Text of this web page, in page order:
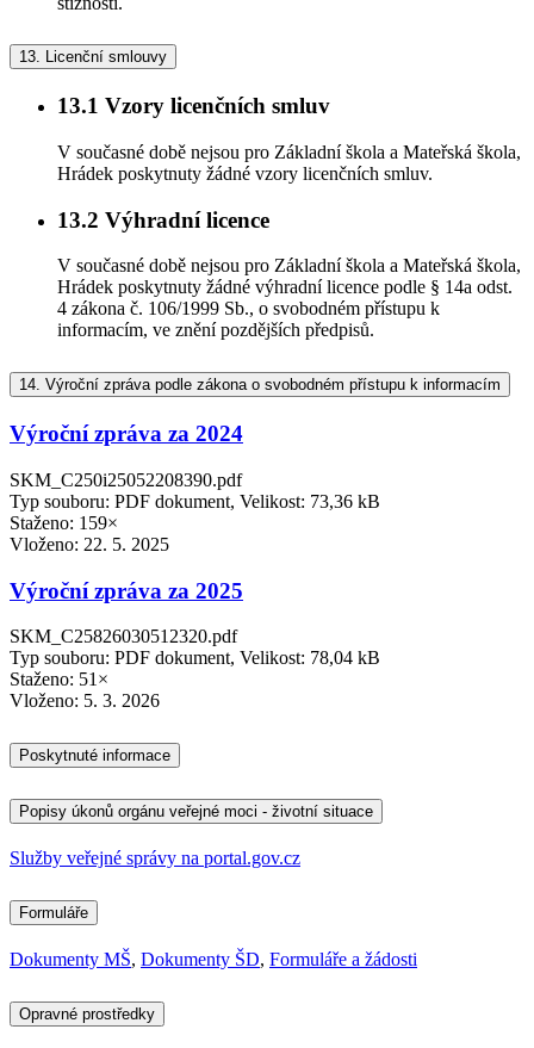
13. Licenční smlouvy
13.1 Vzory licenčních smluv
V současné době nejsou pro Základní škola a Mateřská škola,
Hrádek poskytnuty žádné vzory licenčních smluv.
13.2 Výhradní licence
V současné době nejsou pro Základní škola a Mateřská škola,
Hrádek poskytnuty žádné výhradní licence podle § 14a odst.
4 zákona č. 106/1999 Sb., o svobodném přístupu k
informacím, ve znění pozdějších předpisů.
14. Výroční zpráva podle zákona o svobodném přístupu k informacím
Výroční zpráva za 2024
SKM_C250i25052208390.pdf
Typ souboru: PDF dokument, Velikost: 73,36 kB
Staženo: 159×
Vloženo: 22. 5. 2025
Výroční zpráva za 2025
SKM_C25826030512320.pdf
Typ souboru: PDF dokument, Velikost: 78,04 kB
Staženo: 51×
Vloženo: 5. 3. 2026
Poskytnuté informace
Popisy úkonů orgánu veřejné moci - životní situace
Služby veřejné správy na portal.gov.cz
Formuláře
Dokumenty MŠ, Dokumenty ŠD, Formuláře a žádosti
Opravné prostředky